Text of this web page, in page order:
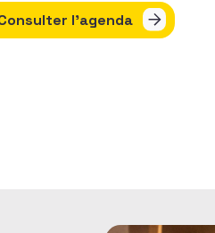
l'agenda